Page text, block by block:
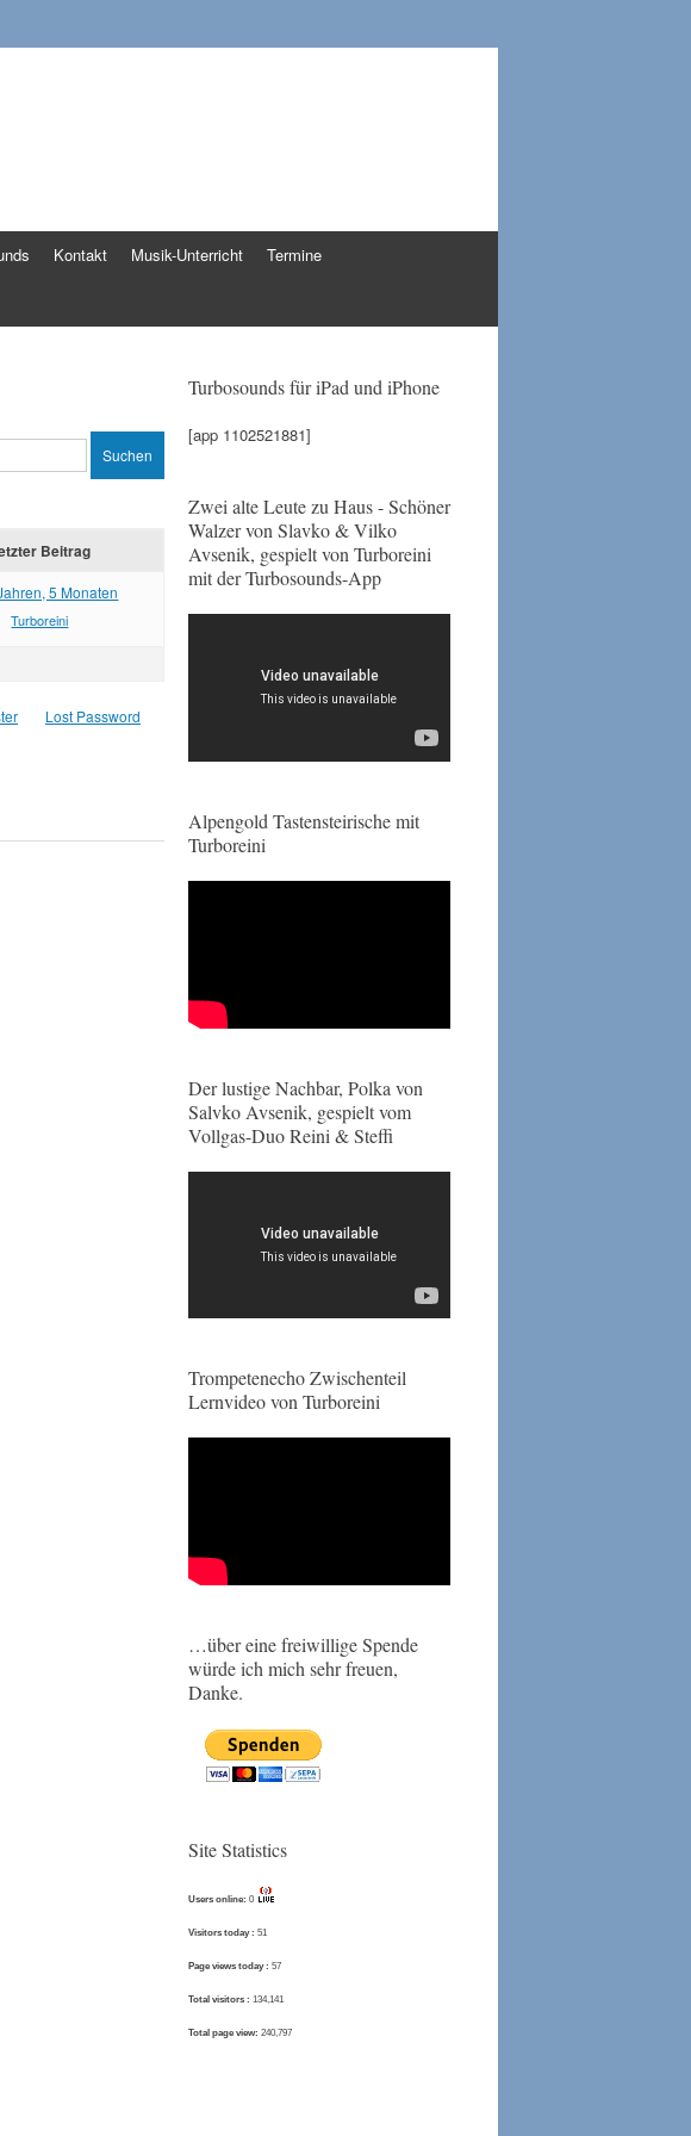
Kontakt Musik-Unterricht Termine
Beitrag
5 Monaten
Turboreini
Lost Password
Turbosounds für iPad und iPhone
[app 1102521881]
Zwei alte Leute zu Haus - Schöner
Walzer von Slavko & Vilko
Avsenik, gespielt von Turboreini
mit der Turbosounds-App
Alpengold Tastensteirische mit
Turboreini
Der lustige Nachbar, Polka von
Salvko Avsenik, gespielt vom
Vollgas-Duo Reini & Steffi
Trompetenecho Zwischenteil
Lernvideo von Turboreini
…über eine freiwillige Spende
würde ich mich sehr freuen,
Danke.
Site Statistics
Users online: 0
Visitors today : 51
Page views today : 57
Total visitors : 134,141
Total page view: 240,797